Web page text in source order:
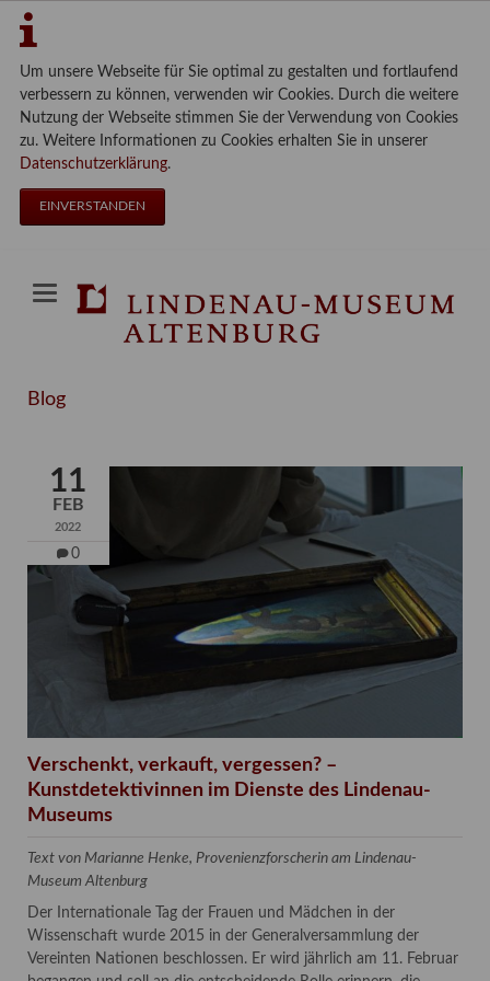
Um unsere Webseite für Sie optimal zu gestalten und fortlaufend
verbessern zu können, verwenden wir Cookies. Durch die weitere
Nutzung der Webseite stimmen Sie der Verwendung von Cookies
zu. Weitere Informationen zu Cookies erhalten Sie in unserer
Datenschutzerklärung.
EINVERSTANDEN
Blog
11
FEB
2022
0
Verschenkt, verkauft, vergessen? –
Kunstdetektivinnen im Dienste des Lindenau-
Museums
Text von Marianne Henke, Provenienzforscherin am Lindenau-
Museum Altenburg
Der Internationale Tag der Frauen und Mädchen in der
Wissenschaft wurde 2015 in der Generalversammlung der
Vereinten Nationen beschlossen. Er wird jährlich am 11. Februar